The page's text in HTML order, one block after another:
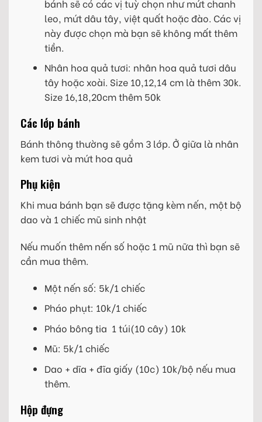
bánh sẽ có các vị tuỳ chọn như mứt chanh
leo, mứt dâu tây, việt quất hoặc đào. Các vị
này được chọn mà bạn sẽ không mất thêm
tiền.
Nhân hoa quả tươi: nhân hoa quả tươi dâu
tây hoặc xoài. Size 10,12,14 cm là thêm 30k.
Size 16,18,20cm thêm 50k
Các lớp bánh
Bánh thông thường sẽ gồm 3 lớp. Ở giữa là nhân
kem tươi và mứt hoa quả
Phụ kiện
Khi mua bánh bạn sẽ được tặng kèm nến, một bộ
dao và 1 chiếc mũ sinh nhật
Nếu muốn thêm nến số hoặc 1 mũ nữa thì bạn sẽ
cần mua thêm.
Một nến số: 5k/1 chiếc
Pháo phụt: 10k/1 chiếc
Pháo bông tia 1 túi(10 cây) 10k
Mũ: 5k/1 chiếc
Dao + dĩa + đĩa giấy (10c) 10k/bộ nếu mua
thêm.
Hộp đựng